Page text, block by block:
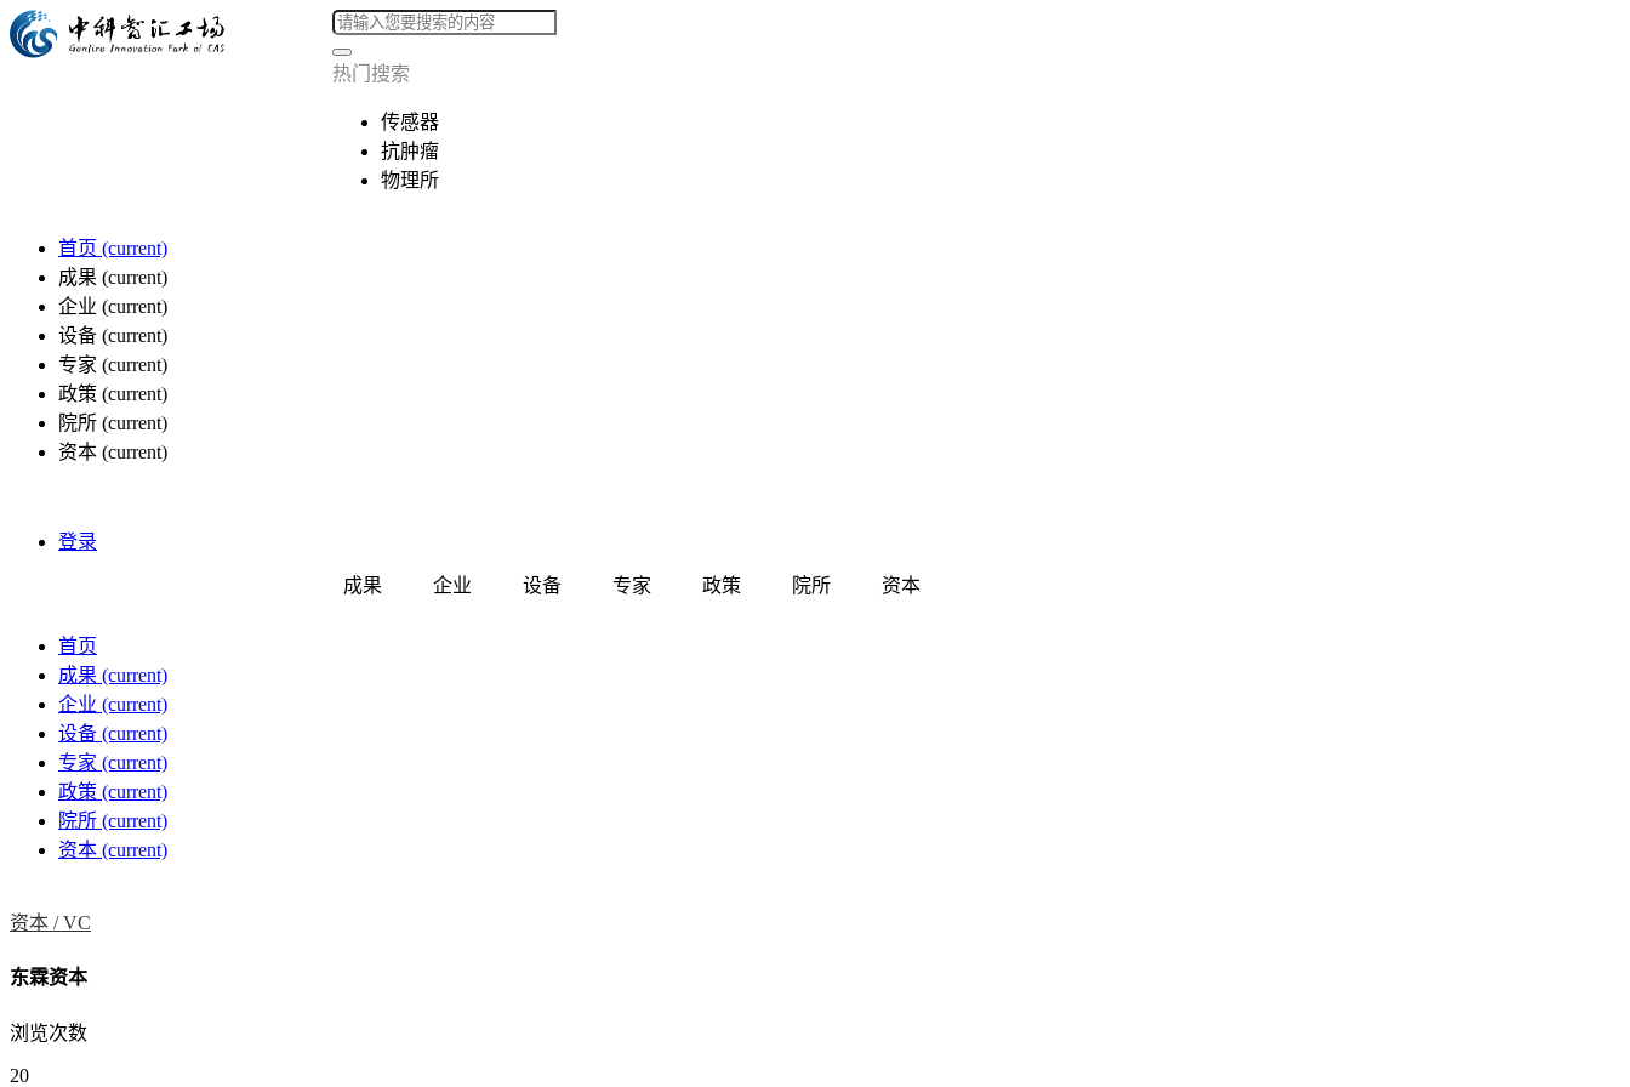
热门搜索
传感器
抗肿瘤
物理所
首页 (current)
成果 (current)
企业 (current)
设备 (current)
专家 (current)
政策 (current)
院所 (current)
资本 (current)
登录
成果 企业 设备 专家 政策 院所 资本
首页
成果 (current)
企业 (current)
设备 (current)
专家 (current)
政策 (current)
院所 (current)
资本 (current)
资本 /VC
东霖资本
浏览次数
20